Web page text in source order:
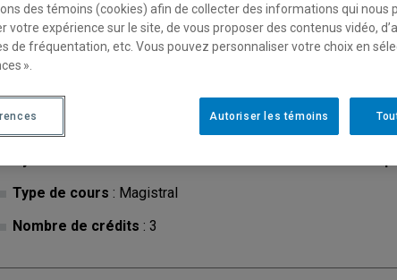
Description Horaire - Été 2026
Type de cours : Magistral
Nombre de crédits : 3
des témoins (cookies) afin de collecter des informations qui nous
votre expérience sur le site, de vous proposer des contenus vidéo,
de fréquentation, etc. Vous pouvez personnaliser votre choix en
».
Autoriser les témoins